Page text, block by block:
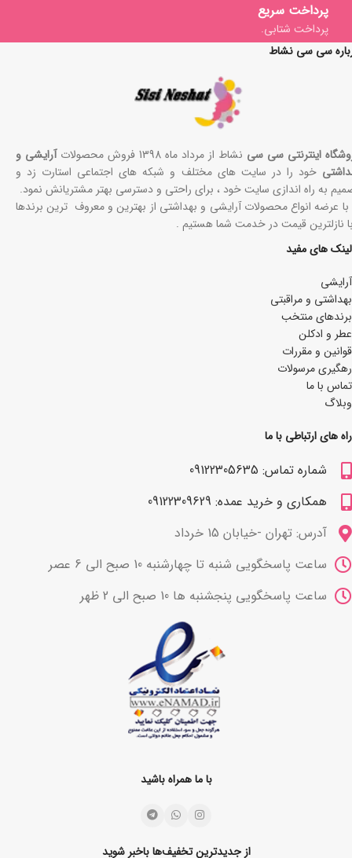
پرداخت سریع
پرداخت شتابی.
سی سی نشاط
اینترنتی سی سی نشاط از مرداد ماه 1398 فروش محصولات
آرایشی و
خود را در سایت های مختلف و شبکه های اجتماعی استارت زد و
به راه اندازی سایت خود ، برای راحتی و دسترسی بهتر مشتریانش نمود.
با عرضه انواع محصولات آرایشی و بهداشتی از بهترین و معروف ترین برندها
نازلترین قیمت در خدمت شما هستیم .
لینک های مفید
آرایشی
بھداشتی و مراقبتی
برندهای منتخب
عطر و ادکلن
قوانین و مقررات
رهگیری مرسولات
تماس با ما
وبلاگ
راه های ارتباطی با ما
شماره تماس: 09122305635
همکاری و خرید عمده: 09122309629
آدرس: تهران -خیابان 15 خرداد
ساعت پاسخگویی شنبه تا چهارشنبه 10 صبح الی 6 عصر
ساعت پاسخگویی پنجشنبه ها 10 صبح الی 2 ظهر
با ما همراه باشید
از جدیدترین تخفیف‌ها باخبر شوید